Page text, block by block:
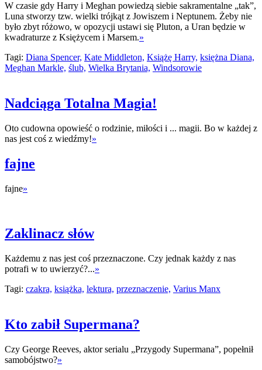
W czasie gdy Harry i Meghan powiedzą siebie sakramentalne „tak”,
Luna stworzy tzw. wielki trójkąt z Jowiszem i Neptunem. Żeby nie
było zbyt różowo, w opozycji ustawi się Pluton, a Uran będzie w
kwadraturze z Księżycem i Marsem.»
Tagi: Diana Spencer, Kate Middleton, Książę Harry, księżna Diana,
Meghan Markle, ślub, Wielka Brytania, Windsorowie
Nadciąga Totalna Magia!
Oto cudowna opowieść o rodzinie, miłości i ... magii. Bo w każdej z
nas jest coś z wiedźmy!»
fajne
fajne»
Zaklinacz słów
Każdemu z nas jest coś przeznaczone. Czy jednak każdy z nas
potrafi w to uwierzyć?...»
Tagi: czakra, książka, lektura, przeznaczenie, Varius Manx
Kto zabił Supermana?
Czy George Reeves, aktor serialu „Przygody Supermana”, popełnił
samobójstwo?»